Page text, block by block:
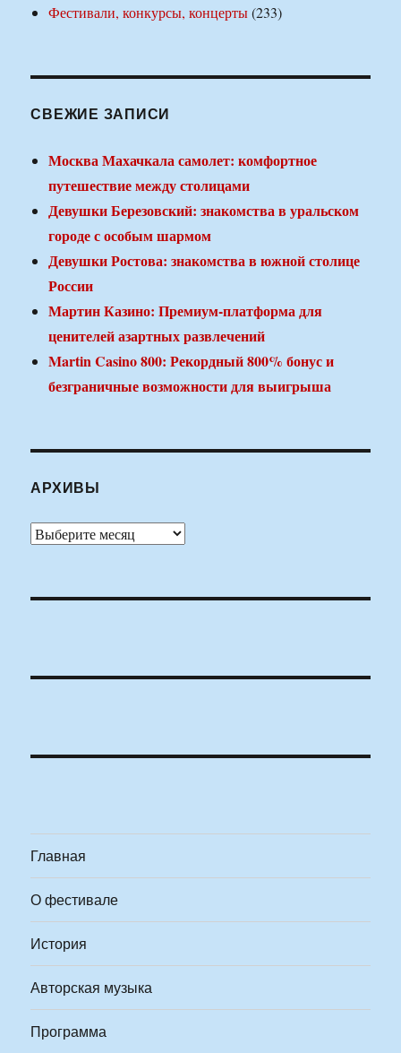
Фестивали, конкурсы, концерты(233)
СВЕЖИЕ ЗАПИСИ
Москва Махачкала самолет: комфортное
путешествие между столицами
Девушки Березовский: знакомства в уральском
городе с особым шармом
Девушки Ростова: знакомства в южной столице
России
Мартин Казино: Премиум-платформа для
ценителей азартных развлечений
Martin Casino 800: Рекордный 800% бонус и
безграничные возможности для выигрыша
АРХИВЫ
Архивы
Главная
О фестивале
История
Авторская музыка
Программа